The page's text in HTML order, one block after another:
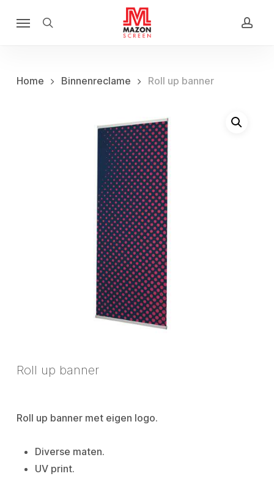
search
Home Binnenreclame Roll up banner
Roll up banner
Roll up banner met eigen logo.
Diverse maten.
UV print.